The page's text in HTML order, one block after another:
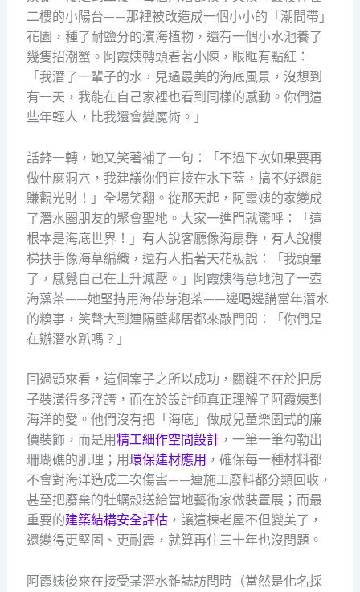
二樓的小陽台——那裡被改造成一個小小的「潮間帶」
花園，種了耐鹽分的濱海植物，還有一個小水池養了
幾隻招潮蟹。阿霞姨轉頭看著小陳，眼眶有點紅：
「我潛了一輩子的水，見過最美的海底風景，沒想到
有一天，我能在自己家裡也看到同樣的感動。你們這
些年輕人，比我還會變魔術。」
話鋒一轉，她又笑著補了一句：「不過下次如果要再
做什麼洞穴，我建議你們直接在水下蓋，搞不好還能
賺觀光財！」全場笑翻。從那天起，阿霞姨的家變成
了潛水圈朋友的聚會聖地。大家一進門就驚呼：「這
根本是海底世界！」有人說客廳像海扇群，有人說樓
梯扶手像海草編織，還有人指著天花板說：「我頭暈
了，感覺自己在上升減壓。」阿霞姨得意地泡了一壺
海藻茶——她堅持用海帶芽泡茶——邊喝邊講當年潛水
的糗事，笑聲大到連隔壁鄰居都來敲門問：「你們是
在辦潛水趴嗎？」
回過頭來看，這個案子之所以成功，關鍵不在於把房
子裝潢得多浮誇，而在於設計師真正理解了阿霞姨對
海洋的愛。他們沒有把「海底」做成兒童樂園式的廉
價裝飾，而是用精工細作空間設計，一筆一筆勾勒出
珊瑚礁的肌理；用環保建材應用 ，確保每一種材料都
不會對海洋造成二次傷害——連施工廢料都分類回收，
甚至把廢棄的牡蠣殼送給當地藝術家做裝置展；而最
重要的建築結構安全評估，讓這棟老屋不但變美了，
還變得更堅固、更耐震，就算再住三十年也沒問題。
阿霞姨後來在接受某潛水雜誌訪問時（當然是化名採